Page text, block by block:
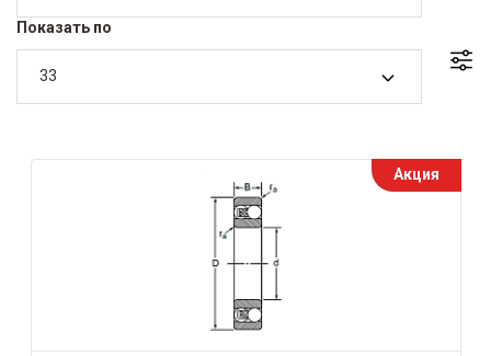
Показать по
33
Акция